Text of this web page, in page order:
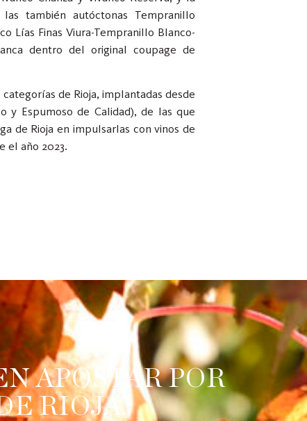
también autóctonas Tempranillo
Lías Finas Viura-Tempranillo Blanco-
dentro del original coupage de
de Rioja, implantadas desde
y Espumoso de Calidad), de las que
de Rioja en impulsarlas con vinos de
el año 2023.
APOSTAR POR
RIOJA.​